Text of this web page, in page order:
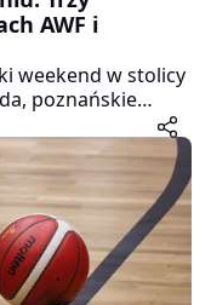
AWF i
weekend w stolicy
poznańskie
– jedno w
oraz dwa mecze
wybierać między
z pewnością nie